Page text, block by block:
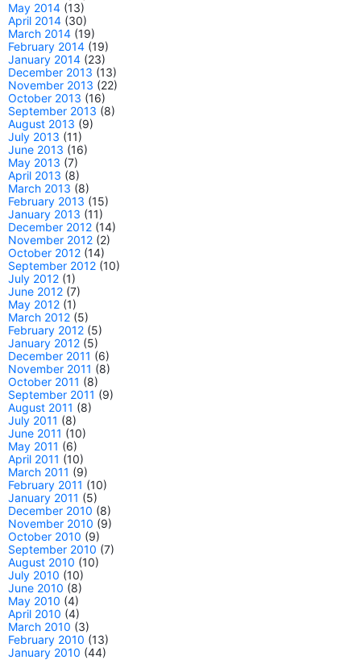
May 2014 (13)
April 2014 (30)
March 2014 (19)
February 2014 (19)
January 2014 (23)
December 2013 (13)
November 2013 (22)
October 2013 (16)
September 2013 (8)
August 2013 (9)
July 2013 (11)
June 2013 (16)
May 2013 (7)
April 2013 (8)
March 2013 (8)
February 2013 (15)
January 2013 (11)
December 2012 (14)
November 2012 (2)
October 2012 (14)
September 2012 (10)
July 2012 (1)
June 2012 (7)
May 2012 (1)
March 2012 (5)
February 2012 (5)
January 2012 (5)
December 2011 (6)
November 2011 (8)
October 2011 (8)
September 2011 (9)
August 2011 (8)
July 2011 (8)
June 2011 (10)
May 2011 (6)
April 2011 (10)
March 2011 (9)
February 2011 (10)
January 2011 (5)
December 2010 (8)
November 2010 (9)
October 2010 (9)
September 2010 (7)
August 2010 (10)
July 2010 (10)
June 2010 (8)
May 2010 (4)
April 2010 (4)
March 2010 (3)
February 2010 (13)
January 2010 (44)